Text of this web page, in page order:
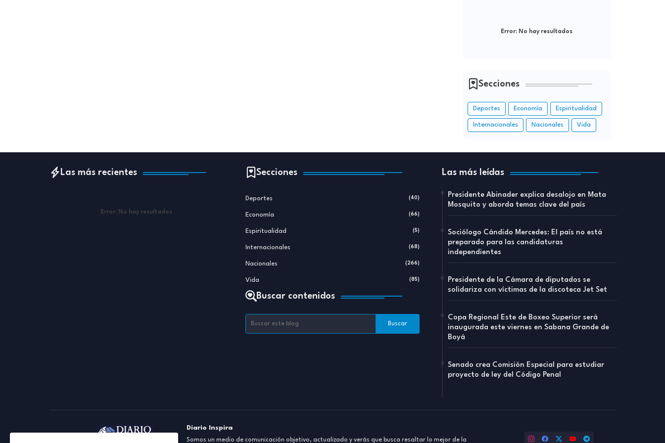
Error: No hay resultados
Secciones
Deportes Economía Espiritualidad
Internacionales Nacionales Vida
Las más recientes
Error: No hay resultados
Secciones
Deportes (40)
Economía (66)
Espiritualidad (5)
Internacionales (68)
Nacionales (266)
Vida (85)
Buscar contenidos
Las más leídas
Presidente Abinader explica desalojo en Mata
Mosquito y aborda temas clave del país
Sociólogo Cándido Mercedes: El país no está
preparado para las candidaturas
independientes
Presidente de la Cámara de diputados se
solidariza con víctimas de la discoteca Jet Set
Copa Regional Este de Boxeo Superior será
inaugurada este viernes en Sabana Grande de
Boyá
Senado crea Comisión Especial para estudiar
proyecto de ley del Código Penal
Diario Inspira
Somos un medio de comunicación objetivo, actualizado y verás que busca resaltar lo mejor de la